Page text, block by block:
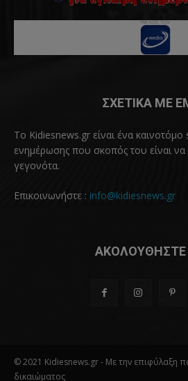
ΣΧΕΤΙΚΑ ΜΕ
Το Kidiesnews.gr είναι ένα
ενημέρωσης που σκοπός του είναι να
γεγονότα.
Επικοινωνήστε : info@kidiesnews.gr
© 2021 Kidiesnews.gr - Με την επιφύλαξη
δικαιώματος